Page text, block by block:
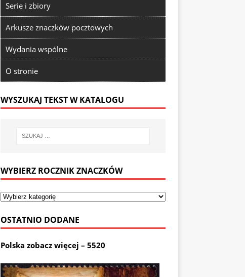
Serie i zbiory
Arkusze znaczków pocztowych
Wydania wspólne
O stronie
WYSZUKAJ TEKST W KATALOGU
WYBIERZ ROCZNIK ZNACZKÓW
OSTATNIO DODANE
Polska zobacz więcej – 5520